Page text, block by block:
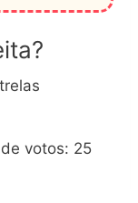
votos: 25